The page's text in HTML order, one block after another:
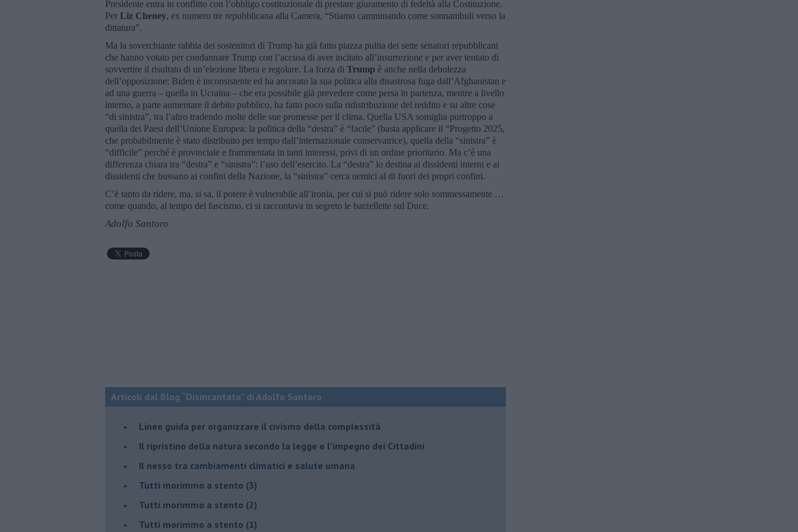
Presidente entra in conflitto con l’obbligo costituzionale di prestare giuramento di fedeltà alla Costituzione.
Per Liz Cheney, ex numero tre repubblicana alla Camera, “Stiamo camminando come sonnambuli verso la
dittatura”.
Ma la soverchiante rabbia dei sostenitori di Trump ha già fatto piazza pulita dei sette senatori repubblicani
che hanno votato per condannare Trump con l’accusa di aver incitato all’insurrezione e per aver tentato di
sovvertire il risultato di un’elezione libera e regolare. La forza di Trump è anche nella debolezza
dell’opposizione: Biden è inconsistente ed ha ancorato la sua politica alla disastrosa fuga dall’Afghanistan e
ad una guerra – quella in Ucraina – che era possibile già prevedere come persa in partenza, mentre a livello
interno, a parte aumentare il debito pubblico, ha fatto poco sulla ridistribuzione del reddito e su altre cose
“di sinistra”, tra l’altro tradendo molte delle sue promesse per il clima. Quella USA somiglia purtroppo a
quella dei Paesi dell’Unione Europea: la politica della “destra” è “facile” (basta applicare il “Progetto 2025,
che probabilmente è stato distribuito per tempo dall’internazionale conservatrice), quella della “sinistra” è
“difficile” perché è provinciale e frammentata in tanti interessi, privi di un ordine prioritario. Ma c’è una
differenza chiara tra “destra” e “sinistra”: l’uso dell’esercito. La “destra” lo destina ai dissidenti interni e ai
dissidenti che bussano ai confini della Nazione, la “sinistra” cerca nemici al di fuori dei propri confini.
C’è tanto da ridere, ma, si sa, il potere è vulnerabile all’ironia, per cui si può ridere solo sommessamente …
come quando, al tempo del fascismo, ci si raccontava in segreto le barzellette sul Duce.
Adolfo Santoro
Articoli dal Blog “Disincantato” di Adolfo Santoro
​Linee guida per organizzare il civismo della complessità
​Il ripristino della natura secondo la legge e l’impegno dei Cittadini
Il nesso tra cambiamenti climatici e salute umana
Tutti morimmo a stento (3)
Tutti morimmo a stento (2)
​Tutti morimmo a stento (1)